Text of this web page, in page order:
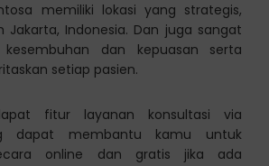
memiliki lokasi yang strategis,
Jakarta, Indonesia. Dan juga sangat
kesembuhan dan kepuasan serta
setiap pasien.
fitur layanan konsultasi via
dapat membantu kamu untuk
online dan gratis jika ada